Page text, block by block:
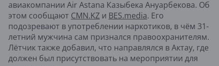
авиакомпании Air Astana Казыбека Ануарбекова. Об
этом сообщают CMN.KZ и BES.media. Его
подозревают в употреблении наркотиков, в чём 31-
летний мужчина сам признался правоохранителям.
Лётчик также добавил, что направлялся в Актау, где
должен был присутствовать на мероприятии для